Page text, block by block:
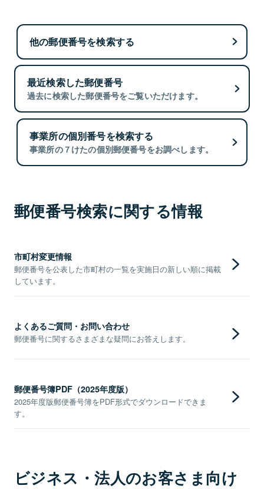
他の郵便番号を検索する
最近検索した郵便番号
過去に検索した郵便番号をご覧いただけます。
事業所の個別番号を検索する
事業所の７けたの個別郵便番号をお調べします。
郵便番号検索に関する情報
市町村変更情報
郵便番号を公表した市町村の一覧を実施日の新しい順に掲載
しています。
よくあるご質問・お問い合わせ
郵便番号に関するさまざまな疑問にお答えします。
郵便番号簿PDF（2025年度版）
2025年度版郵便番号簿をPDF形式でダウンロードできま
す。
ビジネス・法人のお客さま向け